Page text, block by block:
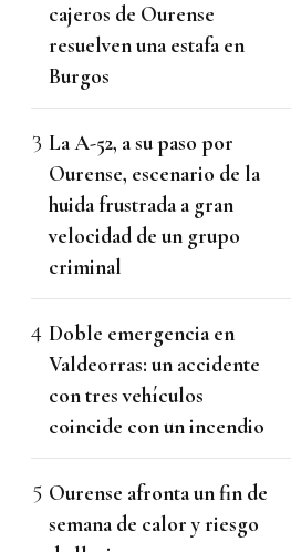
cajeros de Ourense
resuelven una estafa en
Burgos
La A-52, a su paso por
Ourense, escenario de la
huida frustrada a gran
velocidad de un grupo
criminal
Doble emergencia en
Valdeorras: un accidente
con tres vehículos
coincide con un incendio
Ourense afronta un fin de
semana de calor y riesgo